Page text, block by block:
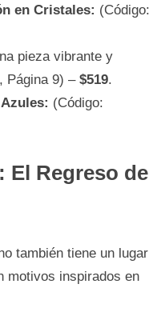
en Cristales: (Código:
pieza vibrante y
Página 9) – $519.
(Código:
El Regreso de
también tiene un lugar
motivos inspirados en